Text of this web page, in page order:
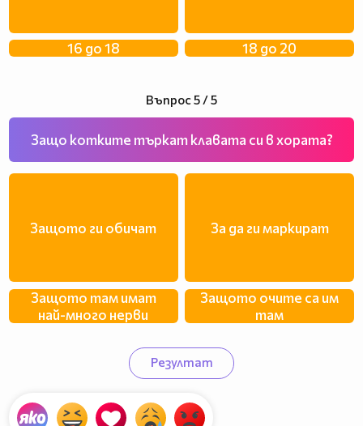
16 до 18 18 до 20
Въпрос 5 / 5
Защо котките търкат клавата си в хората?
Защото ги обичат За да ги маркират
Защото там имат
най-много нерви
Защото очите са им
там
Резултат